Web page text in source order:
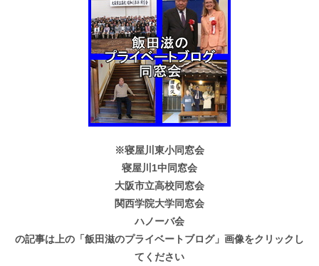
※寝屋川東小同窓会
寝屋川1中同窓会
大阪市立高校同窓会
関西学院大学同窓会
ハノーバ会
の記事は上の「飯田滋のプライベートブログ」画像をクリックし
てください